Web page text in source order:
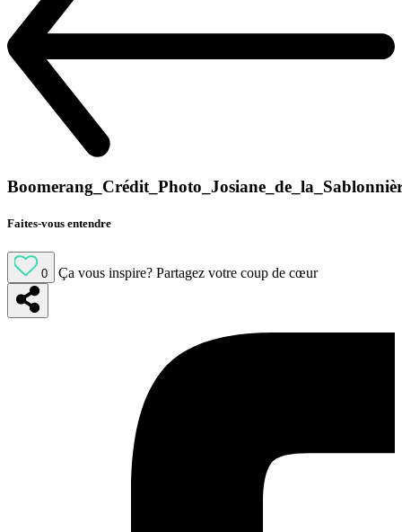
Faites-vous entendre
0 Ça vous inspire? Partagez votre coup de cœur